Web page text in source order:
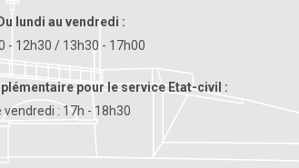
Du lundi au vendredi :
- 12h30 / 13h30 - 17h00
pour le service Etat-civil :
vendredi : 17h - 18h30